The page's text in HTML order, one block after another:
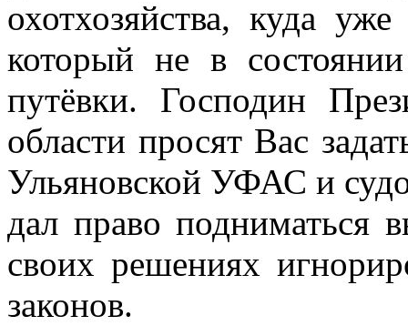
охотхозяйства, куда
который не в
путёвки. Господин
области просят Вас
Ульяновской УФАС и
дал право
своих решениях
законов.